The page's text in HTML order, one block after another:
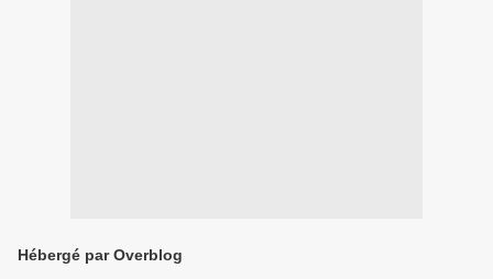
Hébergé par Overblog